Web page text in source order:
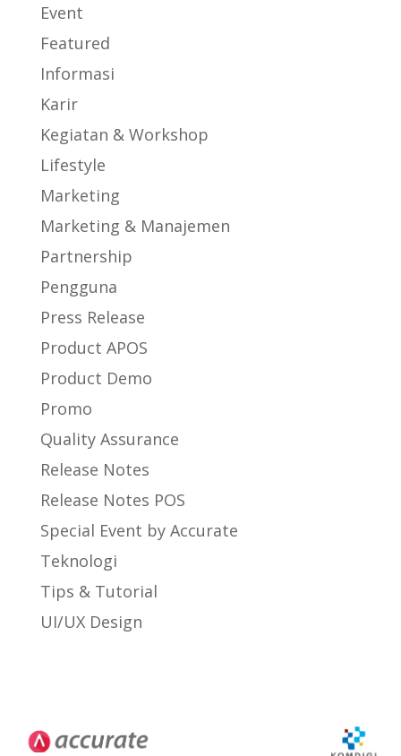
Event
Featured
Informasi
Karir
Kegiatan & Workshop
Lifestyle
Marketing
Marketing & Manajemen
Partnership
Pengguna
Press Release
Product APOS
Product Demo
Promo
Quality Assurance
Release Notes
Release Notes POS
Special Event by Accurate
Teknologi
Tips & Tutorial
UI/UX Design